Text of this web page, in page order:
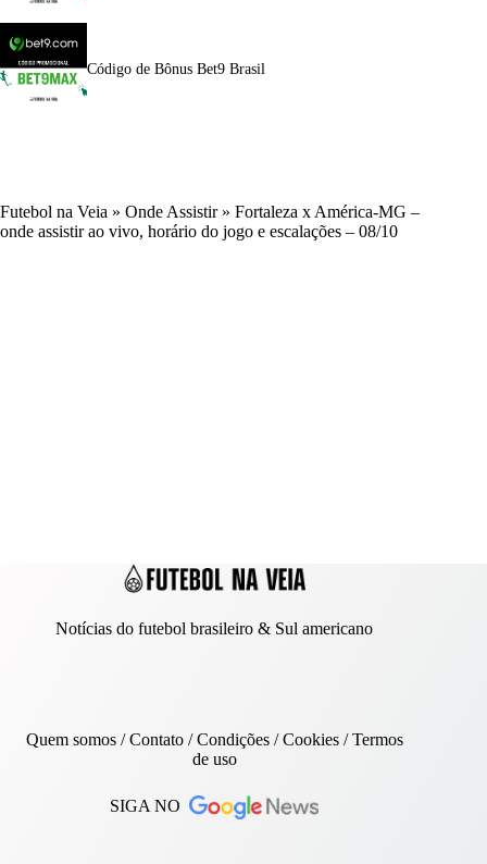
Código de Bônus Bet9 Brasil
Futebol na Veia » Onde Assistir» Fortaleza x América-MG –
onde assistir ao vivo, horário do jogo e escalações – 08/10
Notícias do futebol brasileiro & Sul americano
Quem somos/Contato/ Condições /Cookies/Termos
de uso
SIGA NO